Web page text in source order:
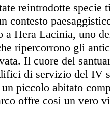
reintrodotte
contesto
a Hera Lacinia, uno
ripercorrono gli
Il cuore del
di servizio del IV
piccolo abitato
offre così un vero